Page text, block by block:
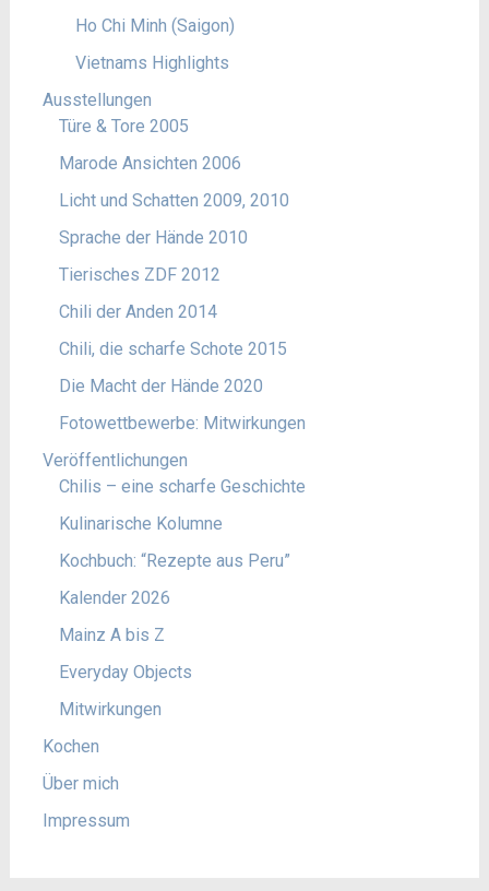
Ho Chi Minh (Saigon)
Vietnams Highlights
Ausstellungen
Türe & Tore 2005
Marode Ansichten 2006
Licht und Schatten 2009, 2010
Sprache der Hände 2010
Tierisches ZDF 2012
Chili der Anden 2014
Chili, die scharfe Schote 2015
Die Macht der Hände 2020
Fotowettbewerbe: Mitwirkungen
Veröffentlichungen
Chilis – eine scharfe Geschichte
Kulinarische Kolumne
Kochbuch: “Rezepte aus Peru”
Kalender 2026
Mainz A bis Z
Everyday Objects
Mitwirkungen
Kochen
Über mich
Impressum